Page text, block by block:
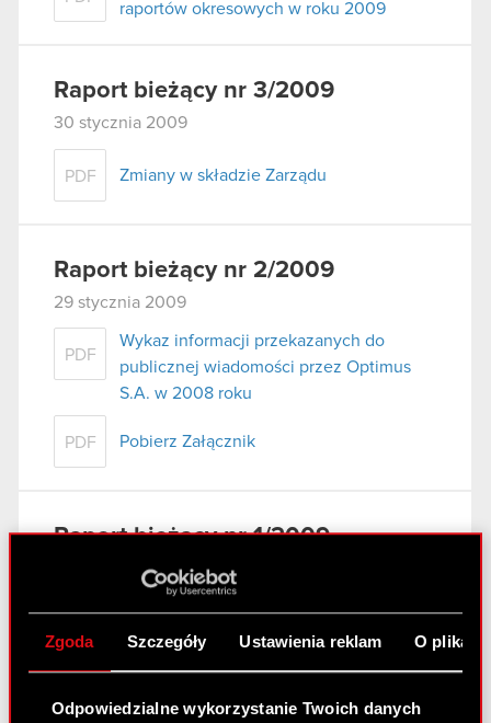
Zgoda Szczegóły Ustawienia reklam O
Odpowiedzialne wykorzystanie Twoich danych
raportów okresowych w roku 2009
Raport bieżący nr 3/2009
30 stycznia 2009
PDF Zmiany w składzie Zarządu
Raport bieżący nr 2/2009
29 stycznia 2009
PDF
Wykaz informacji przekazanych do
publicznej wiadomości przez Optimus
S.A. w 2008 roku
PDF Pobierz Załącznik
Raport bieżący nr 1/2009
15 stycznia 2009
Dobrych Praktyk Spółek Notowanych na
sposób incydentalny.